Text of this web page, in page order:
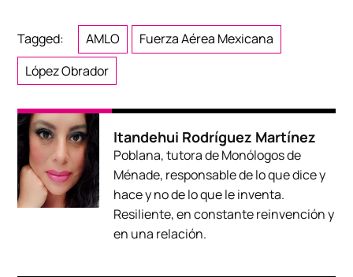
Tagged: AMLO
Fuerza Aérea Mexicana
López Obrador
Itandehui Rodríguez Martínez
Poblana, tutora de Monólogos de
Ménade, responsable de lo que dice y
hace y no de lo que le inventa.
Resiliente, en constante reinvención y
en una relación.